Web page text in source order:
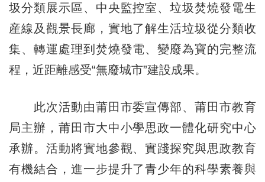
圾分類展示區、中央監控室、垃圾焚燒發電生
産線及觀景長廊，實地了解生活垃圾從分類收
集、轉運處理到焚燒發電、變廢為寶的完整流
程，近距離感受“無廢城市”建設成果。
此次活動由莆田市委宣傳部、莆田市教育
局主辦，莆田市大中小學思政一體化研究中心
承辦。活動將實地參觀、實踐探究與思政教育
有機結合，進一步提升了青少年的科學素養與